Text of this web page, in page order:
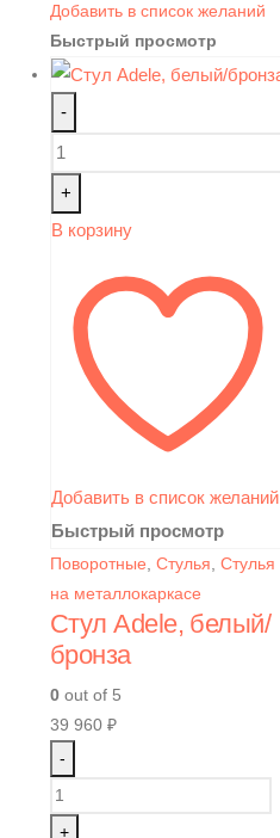
Добавить в список желаний
Быстрый просмотр
-
+
В корзину
Добавить в список желаний
Быстрый просмотр
Поворотные, Стулья, Стулья
на металлокаркасе
Стул Adele, белый/
бронза
0 out of 5
39 960 ₽
-
+